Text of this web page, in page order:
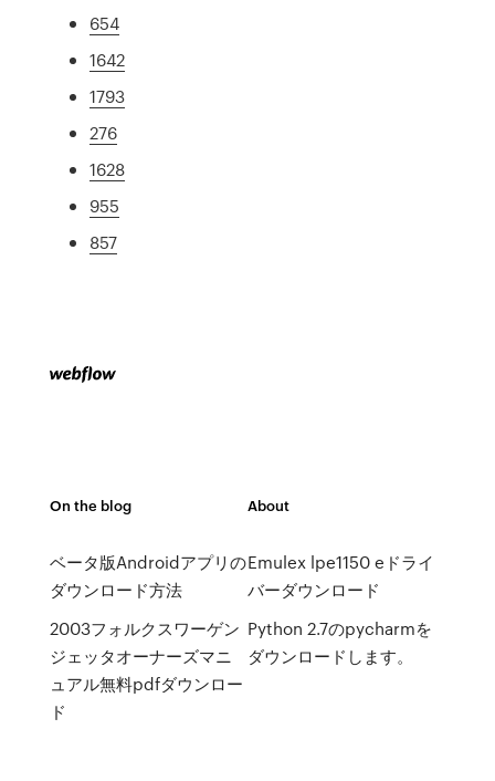
654
1642
1793
276
1628
955
857
On the blog
ベータ版Androidアプリの
ダウンロード方法
2003フォルクスワーゲン
ジェッタオーナーズマニ
ュアル無料pdfダウンロー
ド
About
Emulex lpe1150 eドライ
バーダウンロード
Python 2.7のpycharmを
ダウンロードします。